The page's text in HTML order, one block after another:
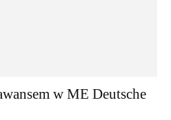
w ME Deutsche